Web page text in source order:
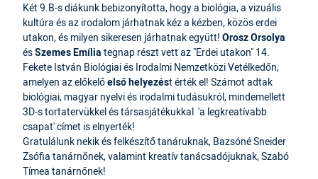
Két 9.B-s diákunk bebizonyította, hogy a biológia, a vizuális
kultúra és az irodalom járhatnak kéz a kézben, közös erdei
utakon, és milyen sikeresen járhatnak együtt! Orosz Orsolya
ésSzemes Emília tegnap részt vett az "Erdei utakon" 14.
Fekete István Biológiai és Irodalmi Nemzetközi Vetélkedőn,
amelyen az előkelőelső helyezést érték el! Számot adtak
biológiai, magyar nyelvi és irodalmi tudásukról, mindemellett
3D-s tortatervükkel és társasjátékukkal 'a legkreatívabb
csapat' címet is elnyerték!
Gratulálunk nekik és felkészítő tanáruknak, Bazsóné Sneider
Zsófia tanárnőnek, valamint kreatív tanácsadójuknak, Szabó
Tímea tanárnőnek!